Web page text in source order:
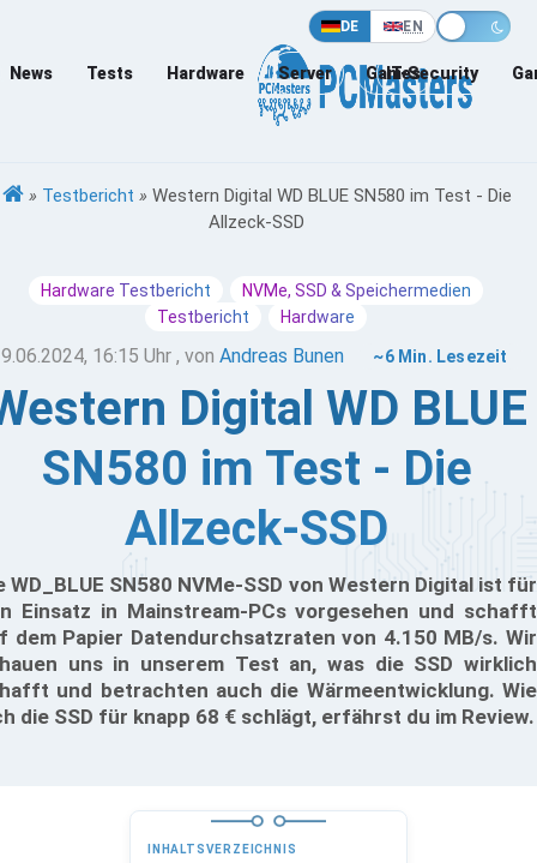
DE EN
News Tests Hardware Server Games
IT-Security
» Testbericht » Western Digital WD BLUE SN580 im Test - Die
Allzeck-SSD
Hardware Testbericht
NVMe, SSD & Speichermedien
Testbericht
Hardware
16:15 Uhr , vonAndreas Bunen ~6 Min. Lesezeit
Digital WD BLUE
SN580 im Test - Die
Allzeck-SSD
WD_BLUE SN580 NVMe-SSD von Western Digital ist für
Einsatz in Mainstream-PCs vorgesehen und schafft
dem Papier Datendurchsatzraten von 4.150 MB/s. Wir
uns in unserem Test an, was die SSD wirklich
und betrachten auch die Wärmeentwicklung. Wie
die SSD für knapp 68 € schlägt, erfährst du im Review.
INHALTSVERZEICHNIS